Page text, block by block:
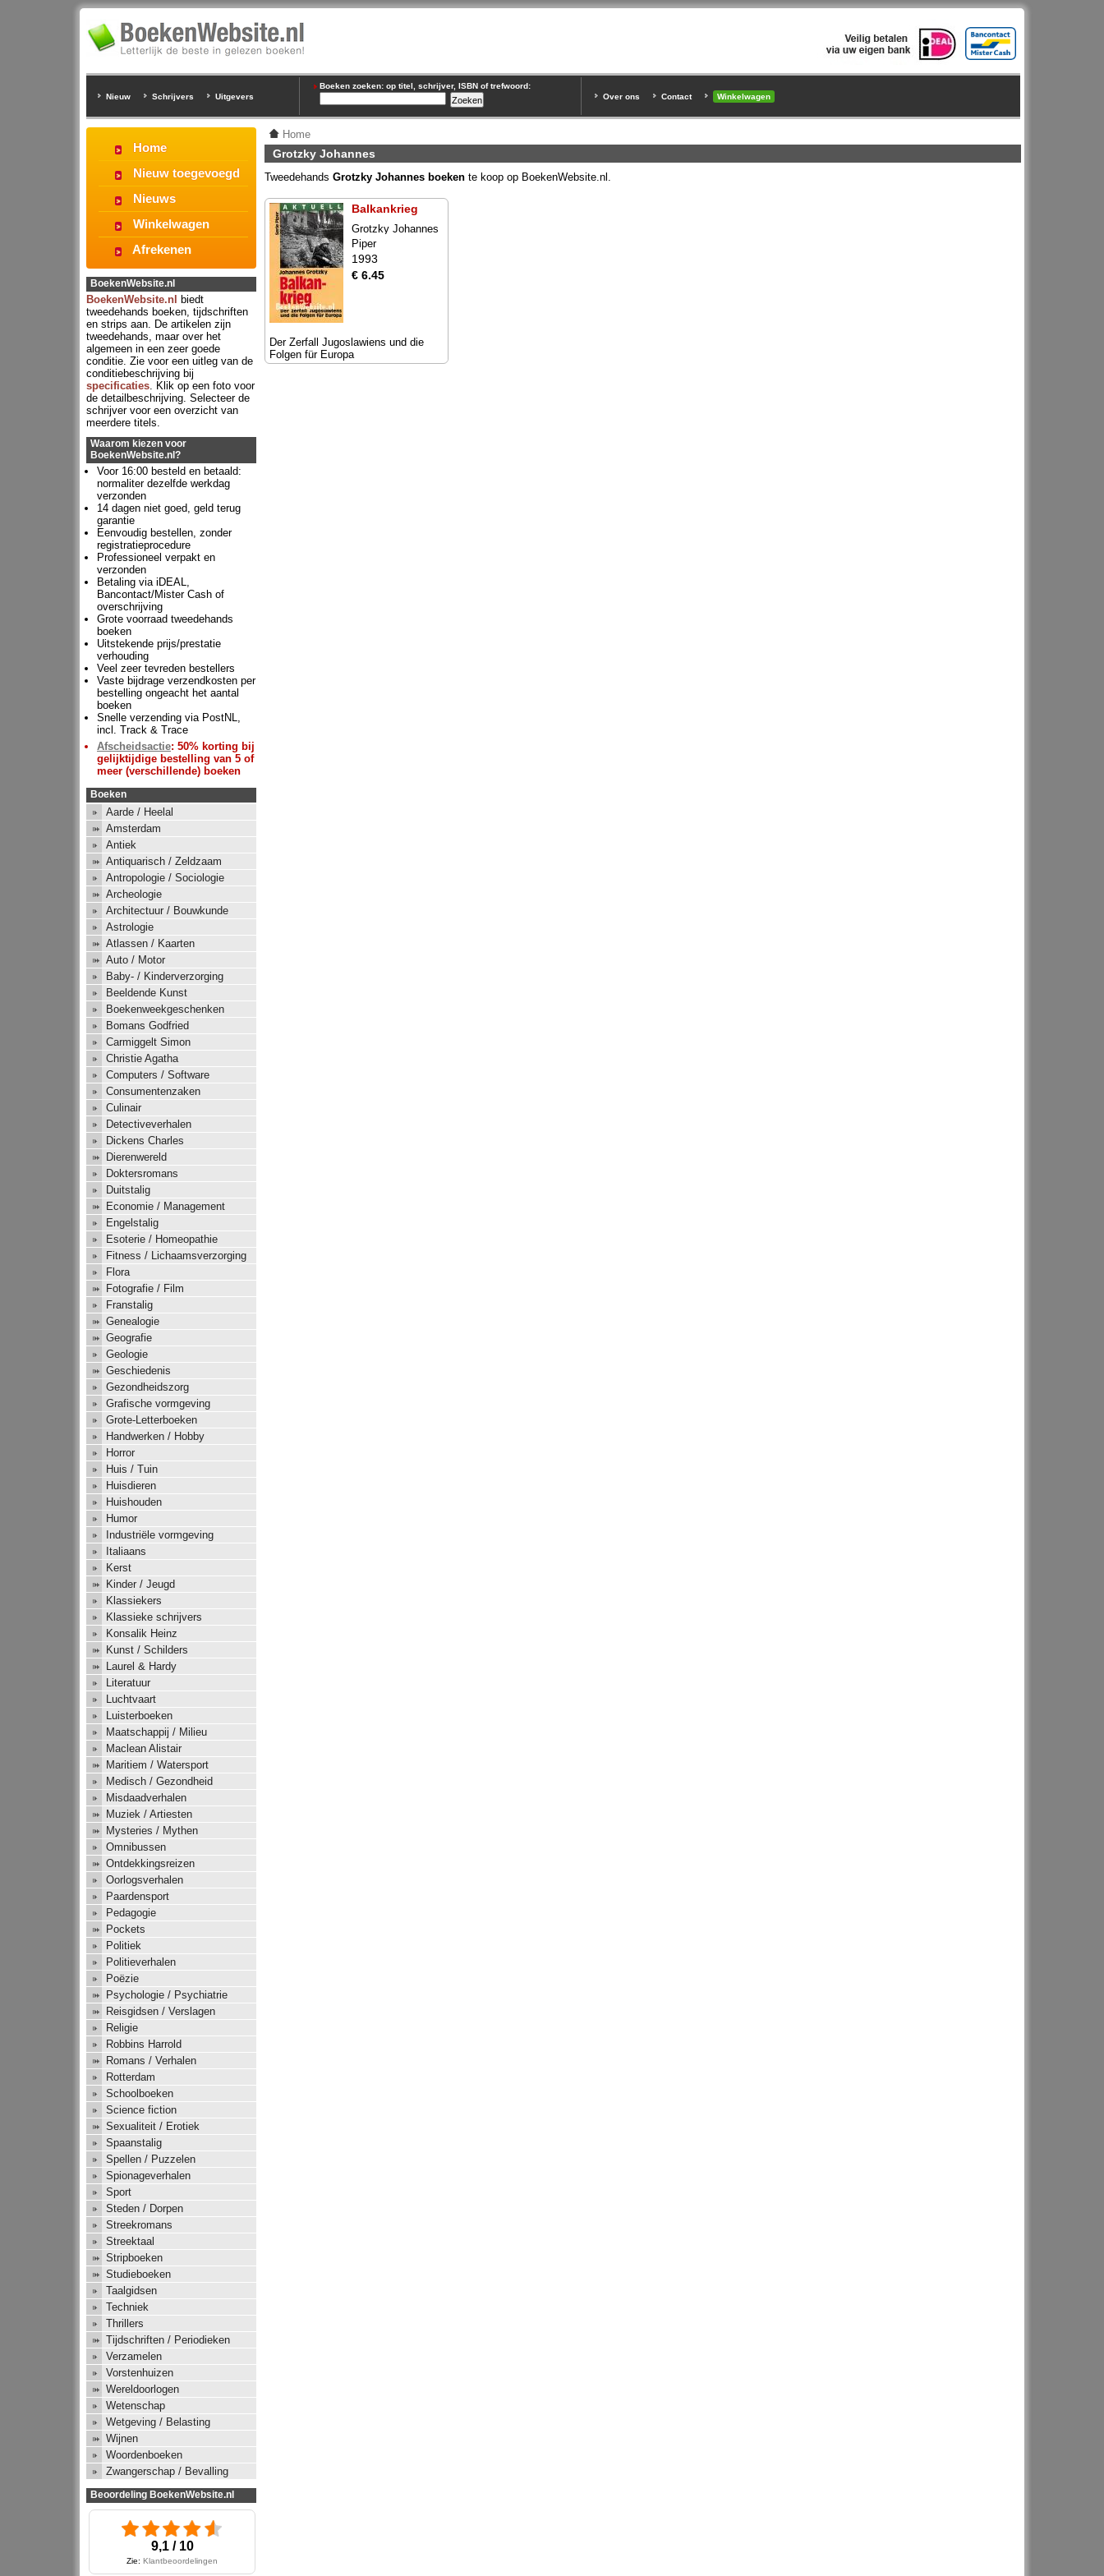
Nieuw Schrijvers Uitgevers
Boeken zoeken: op titel, schrijver, ISBN of trefwoord:
Over ons
Contact Winkelwagen
Home
Grotzky Johannes
Tweedehands Grotzky Johannes boeken te koop op BoekenWebsite.nl.
Balkankrieg
Grotzky Johannes
Piper
1993
€ 6.45
Der Zerfall Jugoslawiens und die
Folgen für Europa
Home
Nieuw toegevoegd
Nieuws
Winkelwagen
Afrekenen
BoekenWebsite.nl
BoekenWebsite.nl
biedt
tweedehands boeken, tijdschriften
en strips aan. De artikelen zijn
tweedehands, maar over het
algemeen in een zeer goede
conditie. Zie voor een uitleg van de
conditiebeschrijving bij
specificaties. Klik op een foto voor
de detailbeschrijving. Selecteer de
schrijver voor een overzicht van
meerdere titels.
Waarom kiezen voor
BoekenWebsite.nl?
Voor 16:00 besteld en betaald:
normaliter dezelfde werkdag
verzonden
14 dagen niet goed, geld terug
garantie
Eenvoudig bestellen, zonder
registratieprocedure
Professioneel verpakt en
verzonden
Betaling via iDEAL,
Bancontact/Mister Cash of
overschrijving
Grote voorraad tweedehands
boeken
Uitstekende prijs/prestatie
verhouding
Veel zeer tevreden bestellers
Vaste bijdrage verzendkosten per
bestelling ongeacht het aantal
boeken
Snelle verzending via PostNL,
incl. Track & Trace
Afscheidsactie: 50% korting bij
gelijktijdige bestelling van 5 of
meer (verschillende) boeken
Boeken
Aarde / Heelal
Amsterdam
Antiek
Antiquarisch / Zeldzaam
Antropologie / Sociologie
Archeologie
Architectuur / Bouwkunde
Astrologie
Atlassen / Kaarten
Auto / Motor
Baby- / Kinderverzorging
Beeldende Kunst
Boekenweekgeschenken
Bomans Godfried
Carmiggelt Simon
Christie Agatha
Computers / Software
Consumentenzaken
Culinair
Detectiveverhalen
Dickens Charles
Dierenwereld
Doktersromans
Duitstalig
Economie / Management
Engelstalig
Esoterie / Homeopathie
Fitness / Lichaamsverzorging
Flora
Fotografie / Film
Franstalig
Genealogie
Geografie
Geologie
Geschiedenis
Gezondheidszorg
Grafische vormgeving
Grote-Letterboeken
Handwerken / Hobby
Horror
Huis / Tuin
Huisdieren
Huishouden
Humor
Industriële vormgeving
Italiaans
Kerst
Kinder / Jeugd
Klassiekers
Klassieke schrijvers
Konsalik Heinz
Kunst / Schilders
Laurel & Hardy
Literatuur
Luchtvaart
Luisterboeken
Maatschappij / Milieu
Maclean Alistair
Maritiem / Watersport
Medisch / Gezondheid
Misdaadverhalen
Muziek / Artiesten
Mysteries / Mythen
Omnibussen
Ontdekkingsreizen
Oorlogsverhalen
Paardensport
Pedagogie
Pockets
Politiek
Politieverhalen
Poëzie
Psychologie / Psychiatrie
Reisgidsen / Verslagen
Religie
Robbins Harrold
Romans / Verhalen
Rotterdam
Schoolboeken
Science fiction
Sexualiteit / Erotiek
Spaanstalig
Spellen / Puzzelen
Spionageverhalen
Sport
Steden / Dorpen
Streekromans
Streektaal
Stripboeken
Studieboeken
Taalgidsen
Techniek
Thrillers
Tijdschriften / Periodieken
Verzamelen
Vorstenhuizen
Wereldoorlogen
Wetenschap
Wetgeving / Belasting
Wijnen
Woordenboeken
Zwangerschap / Bevalling
Beoordeling BoekenWebsite.nl
9,1 / 10
Zie: Klantbeoordelingen